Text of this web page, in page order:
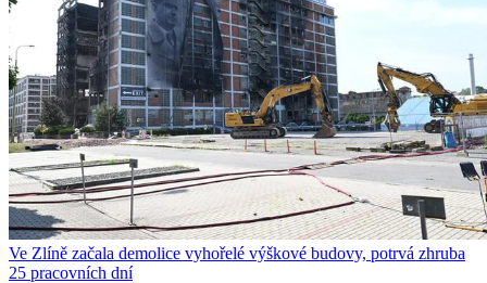
Ve Zlíně začala demolice vyhořelé výškové budovy, potrvá zhruba
25 pracovních dní